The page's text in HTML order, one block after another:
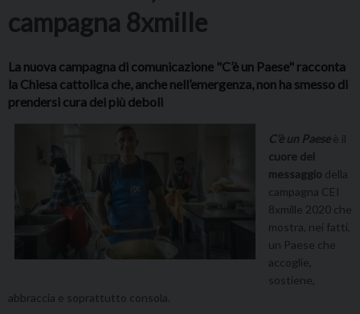
campagna 8xmille
La nuova campagna di comunicazione "C’è un Paese" racconta
la Chiesa cattolica che, anche nell’emergenza, non ha smesso di
prendersi cura dei più deboli
C’è un Paeseè il
cuore del
messaggio della
campagna CEI
8xmille 2020 che
mostra, nei fatti,
un Paese che
accoglie,
sostiene,
abbraccia e soprattutto consola.